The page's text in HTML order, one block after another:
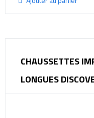
CHAUSSETTES
LONGUES